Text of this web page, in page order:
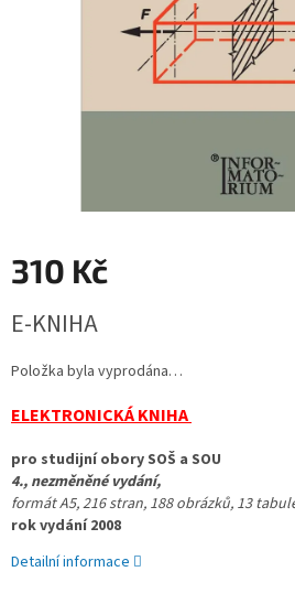
310 Kč
cena:
E-KNIHA
Položka byla vyprodána…
ELEKTRONICKÁ KNIHA
pro studijní obory SOŠ a SOU
4., nezměněné vydání,
formát A5, 216 stran, 188 obrázků, 13
rok vydání 2008
Detailní informace